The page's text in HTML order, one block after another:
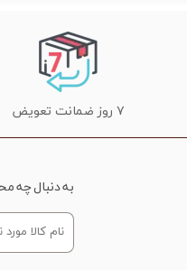
۷ روز ضمانت تعویض
به دنبال چه